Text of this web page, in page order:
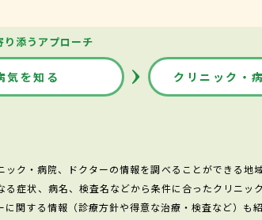
り添うアプローチ
気を知る クリニック・
ク・病院、ドクターの情報を調べることができる地
症状、病名、検査名などから条件に合ったクリニッ
関する情報（診療方針や得意な治療・検査など）も紹